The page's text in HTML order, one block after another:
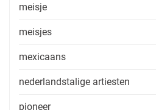
meisje
meisjes
mexicaans
nederlandstalige artiesten
pioneer